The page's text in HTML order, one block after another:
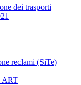
dei trasporti
reclami (SiTe)
ART